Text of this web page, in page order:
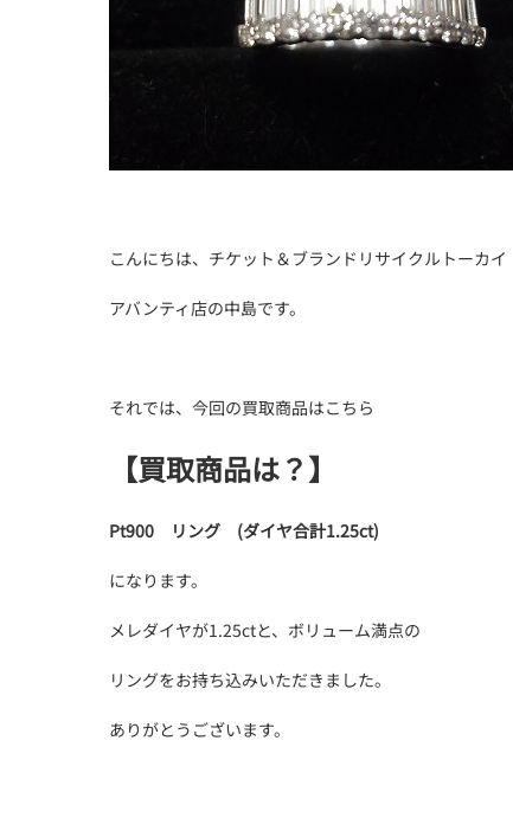
こんにちは、チケット＆ブランドリサイクルトーカイ
アバンティ店の中島です。
それでは、今回の買取商品はこちら
【買取商品は？】
Pt900 リング (ダイヤ合計1.25ct)
になります。
メレダイヤが1.25ctと、ボリューム満点の
リングをお持ち込みいただきました。
ありがとうございます。